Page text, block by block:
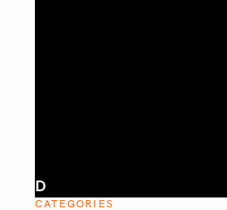
D
CATEGORIES